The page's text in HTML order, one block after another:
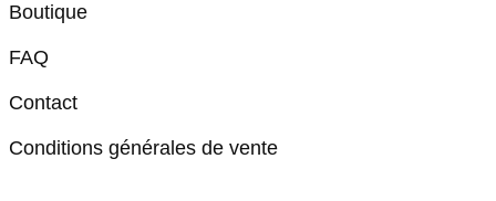
Boutique
FAQ
Contact
Conditions générales de vente